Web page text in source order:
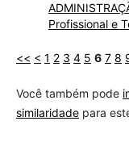
Profissional e
<< < 1 2 3 4 5 6 7 8
Você também pode
similaridadepara